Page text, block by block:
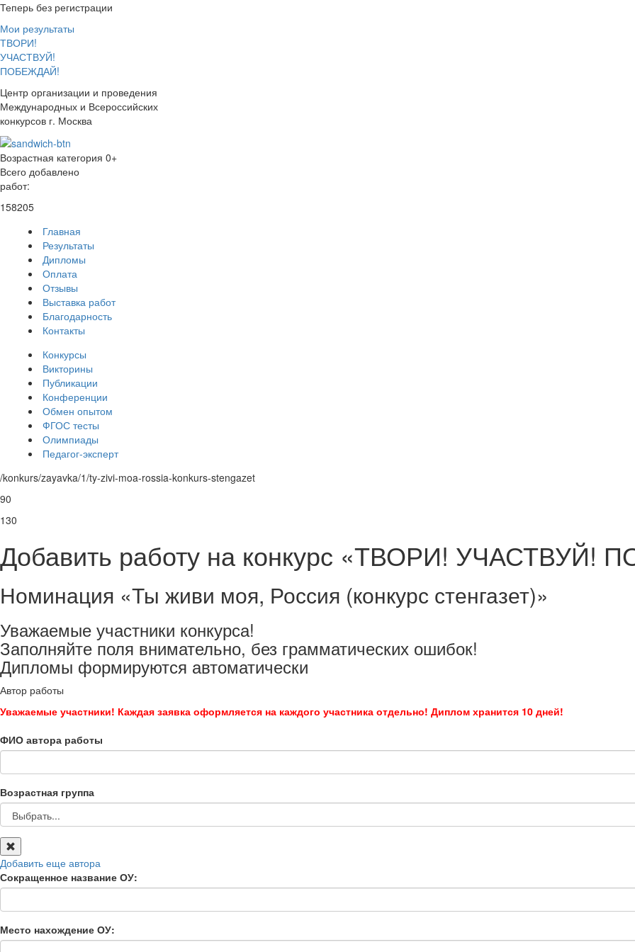
Теперь без регистрации
Мои результаты
ТВОРИ!
УЧАСТВУЙ!
ПОБЕЖДАЙ!
Центр организации и проведения
Международных и Всероссийских
конкурсов г. Москва
Возрастная категория 0+
Всего добавлено
работ:
158205
Главная
Результаты
Дипломы
Оплата
Отзывы
Выставка работ
Благодарность
Контакты
Конкурсы
Викторины
Публикации
Конференции
Обмен опытом
ФГОС тесты
Олимпиады
Педагог-эксперт
/konkurs/zayavka/1/ty-zivi-moa-rossia-konkurs-stengazet
90
130
Добавить работу на конкурс «ТВОРИ! УЧАСТВУЙ!
Номинация «Ты живи моя, Россия (конкурс стенгазет)»
Уважаемые участники конкурса!
Заполняйте поля внимательно, без грамматических ошибок!
Дипломы формируются автоматически
Автор работы
Уважаемые участники! Каждая заявка оформляется на каждого участника отдельно! Диплом хранится 10 дней!
ФИО автора работы
Возрастная группа
Добавить еще автора
Сокращенное название ОУ:
Место нахождение ОУ: